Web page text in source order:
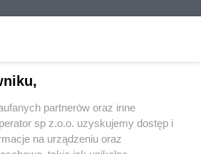
partnerów oraz inne
sp z.o.o. uzyskujemy dostęp i
na urządzeniu oraz